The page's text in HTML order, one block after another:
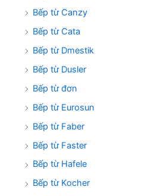
Bếp từ Canzy
Bếp từ Cata
Bếp từ Dmestik
Bếp từ Dusler
Bếp từ đơn
Bếp từ Eurosun
Bếp từ Faber
Bếp từ Faster
Bếp từ Hafele
Bếp từ Kocher